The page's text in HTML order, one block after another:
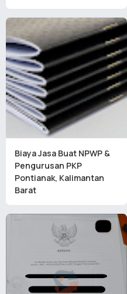
Biaya Jasa Buat NPWP &
Pengurusan PKP
Pontianak, Kalimantan
Barat